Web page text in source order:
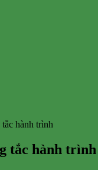
hành trình
tắc hành trình